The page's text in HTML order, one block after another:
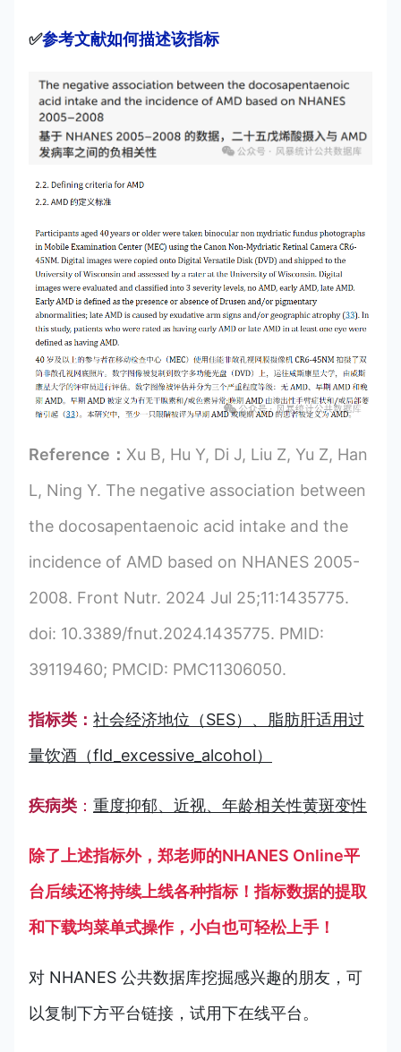
✅参考文献如何描述该指标
Reference： Xu B, Hu Y, Di J, Liu Z, Yu Z, Han
L, Ning Y. The negative association between
the docosapentaenoic acid intake and the
incidence of AMD based on NHANES 2005-
2008. Front Nutr. 2024 Jul 25;11:1435775.
doi: 10.3389/fnut.2024.1435775. PMID:
39119460; PMCID: PMC11306050.
指标类： 社会经济地位（SES）、脂肪肝适用过
量饮酒（fld_excessive_alcohol）
疾病类 ： 重度抑郁、近视、年龄相关性黄斑变性
除了上述指标外，郑老师的NHANES Online平
台后续还将持续上线各种指标！指标数据的提取
和下载均菜单式操作，小白也可轻松上手！
对 NHANES 公共数据库挖掘感兴趣的朋友，可
以复制下方平台链接，试用下在线平台。